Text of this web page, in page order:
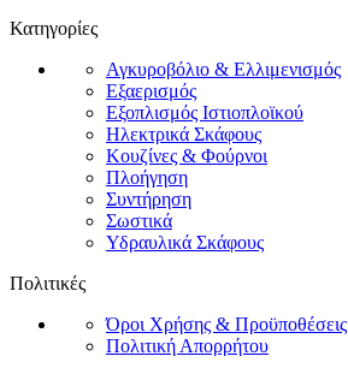
Κατηγορίες
Αγκυροβόλιο & Ελλιμενισμός
Εξαερισμός
Εξοπλισμός Ιστιοπλοϊκού
Ηλεκτρικά Σκάφους
Κουζίνες & Φούρνοι
Πλοήγηση
Συντήρηση
Σωστικά
Υδραυλικά Σκάφους
Πολιτικές
Όροι Χρήσης & Προϋποθέσεις
Πολιτική Απορρήτου